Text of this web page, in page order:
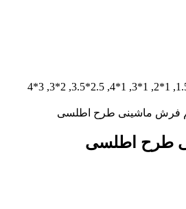
فرش ماشینی طرح اطلسی
طرح اطلسی